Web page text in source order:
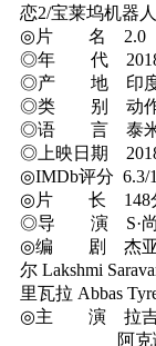
恋2/宝莱坞机器
◎片 名 2.0
◎年 代
◎产 地 印
◎类 别 动作/
◎语 言 泰米尔
◎上映日期
◎IMDb评分 6.3/
◎片 长 148
◎导 演 S·尚卡
◎编 剧 杰亚莫
尔 Lakshmi
里瓦拉 Abbas
◎主 演 拉吉尼
阿克谢·库